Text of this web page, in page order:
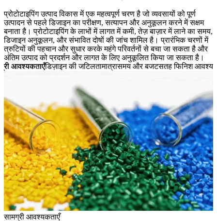
प्रोटोटाइपिंग उत्पाद विकास में एक महत्वपूर्ण चरण है जो व्यवसायों को पूर्ण
उत्पादन से पहले डिजाइन का परीक्षण, सत्यापन और अनुकूलन करने में सक्षम
बनाता है। प्रोटोटाइपिंग के लाभों में लागत में कमी, तेज़ बाज़ार में लाने का समय,
डिजाइन अनुकूलन, और संभावित दोषों की जांच शामिल है। प्रारंभिक चरणों में
त्रुटियों की पहचान और सुधार करके महंगे परिवर्तनों से बचा जा सकता है और
अंतिम उत्पाद को प्रदर्शन और लागत के लिए अनुकूलित किया जा सकता है।
आवश्यकताएँडिज़ाइन की जटिलतामात्रासमय और बजटसतह फिनिश
सामग्री आवश्यकताएँ